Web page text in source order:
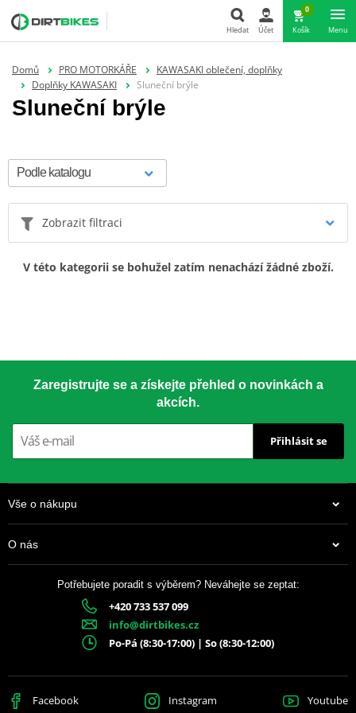
Hledat Účet
0
Košík Menu
Domů PRO MOTORKÁŘE
KAWASAKI oblečení, doplňky
Doplňky KAWASAKI
Sluneční brýle
Sluneční brýle
Zobrazit filtraci
V této kategorii se bohužel zatím nenachází žádné zboží.
Zaregistrujte se a získejte přehled o novinkách a
akcích.
Přihlásit se
Vše o nákupu
O nás
Potřebujete poradit s výběrem? Neváhejte se zeptat:
+420 733 537 099
info@dirtbikes.cz
Po-Pá (8:30-17:00) | So (8:30-12:00)
Facebook Instagram Youtube